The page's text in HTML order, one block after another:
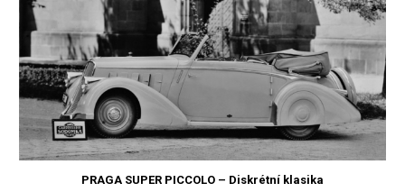
PRAGA SUPER PICCOLO – Diskrétní klasika